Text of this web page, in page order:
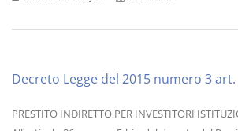
Decreto Legge del 2015 numero 3 art.
PRESTITO INDIRETTO PER INVESTITORI